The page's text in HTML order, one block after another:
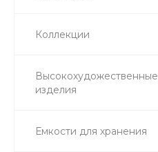
Коллекции
Высокохудожественные
изделия
Емкости для хранения